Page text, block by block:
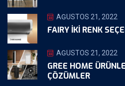
AĞUSTOS 21, 2022
FAIRY İKİ RENK
AĞUSTOS 21, 2022
GREE HOME
ÇÖZÜMLER